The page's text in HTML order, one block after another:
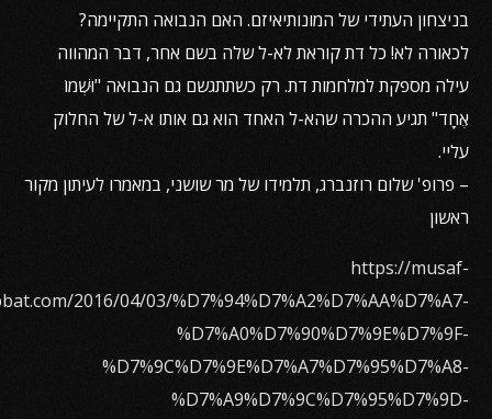
בניצחון העתידי של המונותיאיזם. האם הנבואה התקיימה?
לכאורה לא! כל דת קוראת לא-ל שלה בשם אחר, דבר המהווה
עילה מספקת למלחמות דת. רק כשתתגשם גם הנבואה "וּשְׁמוֹ
אֶחָד" תגיע ההכרה שהא-ל האחד הוא גם אותו א-ל של החלוק
עליי.
– פרופ' שלום רוזנברג, תלמידו של מר שושני, במאמרו לעיתון מקור
ראשון
https://musaf-
2016/04/03/%D7%94%D7%A2%D7%AA%D7%A7-
%D7%A0%D7%90%D7%9E%D7%9F-
%D7%9C%D7%9E%D7%A7%D7%95%D7%A8-
%D7%A9%D7%9C%D7%95%D7%9D-